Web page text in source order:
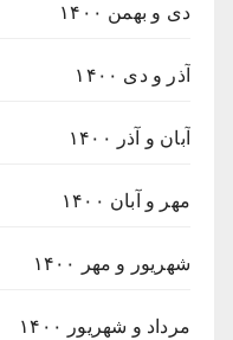
دی و بهمن ۱۴۰۰
آذر و دی ۱۴۰۰
آبان و آذر ۱۴۰۰
مهر و آبان ۱۴۰۰
شهریور و مهر ۱۴۰۰
مرداد و شهریور ۱۴۰۰